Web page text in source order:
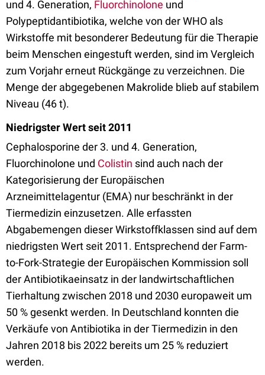
und 4. Generation, Fluorchinolone und
Polypeptidantibiotika, welche von der WHO als
Wirkstoffe mit besonderer Bedeutung für die Therapie
beim Menschen eingestuft werden, sind im Vergleich
zum Vorjahr erneut Rückgänge zu verzeichnen. Die
Menge der abgegebenen Makrolide blieb auf stabilem
Niveau (46 t).
Niedrigster Wert seit 2011
Cephalosporine der 3. und 4. Generation,
Fluorchinolone und Colistin sind auch nach der
Kategorisierung der Europäischen
Arzneimittelagentur (EMA) nur beschränkt in der
Tiermedizin einzusetzen. Alle erfassten
Abgabemengen dieser Wirkstoffklassen sind auf dem
niedrigsten Wert seit 2011. Entsprechend der Farm-
to-Fork-Strategie der Europäischen Kommission soll
der Antibiotikaeinsatz in der landwirtschaftlichen
Tierhaltung zwischen 2018 und 2030 europaweit um
50 % gesenkt werden. In Deutschland konnten die
Verkäufe von Antibiotika in der Tiermedizin in den
Jahren 2018 bis 2022 bereits um 25 % reduziert
werden.